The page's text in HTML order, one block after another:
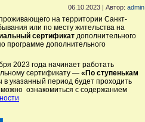
06.10.2023 | Автор: admin
на территории Санкт-
или по месту жительства на
сертификат дополнительного
программе дополнительного
2023 года начинает работать
сертификату — «По ступенькам
в указанный период будет проходить
ознакомиться с содержанием